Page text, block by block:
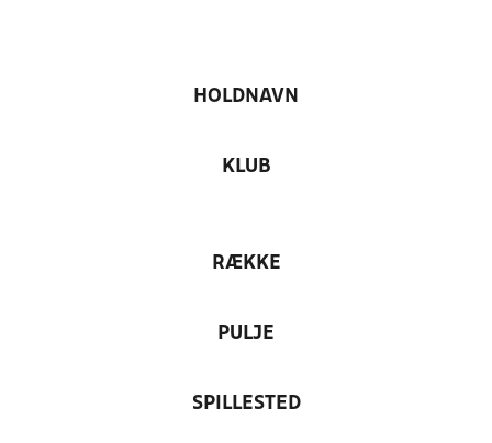
HOLDNAVN
KLUB
RÆKKE
PULJE
SPILLESTED